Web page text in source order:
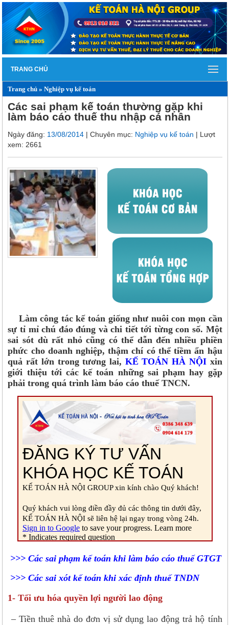
TRANG CHỦ
Trang chủ »Nghiệp vụ kế toán
Các sai phạm kế toán thường gặp khi
làm báo cáo thuế thu nhập cá nhân
Ngày đăng: 13/08/2014 | Chuyên mục: Nghiệp vụ kế toán | Lượt
xem: 2661
Làm công tác kế toán giống như nuôi con mọn cần
sự tỉ mỉ chú đáo đúng và chi tiết tới từng con số. Một
sai sót dù rất nhỏ cũng có thể dẫn đến nhiều phiền
phức cho doanh nghiệp, thậm chí có thể tiềm ẩn hậu
quả rất lớn trong tương lai, KẾ TOÁN HÀ NỘI xin
giới thiệu tới các kế toán những sai phạm hay gặp
phải trong quá trình làm báo cáo thuế TNCN.
>>> Các sai phạm kế toán khi làm báo cáo thuế GTGT
>>> Các sai xót kế toán khi xác định thuế TNDN
1- Tối ưu hóa quyền lợi người lao động
– Tiền thuê nhà do đơn vị sử dụng lao động trả hộ tính